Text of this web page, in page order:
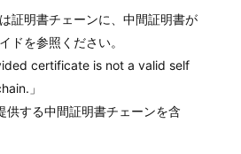
証明書チェーンに、中間証明書が
ドを参照ください。
certificate is not a valid self
」
供する中間証明書チェーンを含